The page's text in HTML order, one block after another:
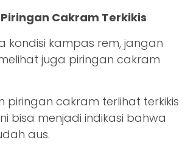
Cakram Terkikis
kondisi kampas rem, jangan
juga piringan cakram
piringan cakram terlihat terkikis
bisa menjadi indikasi bahwa
aus.